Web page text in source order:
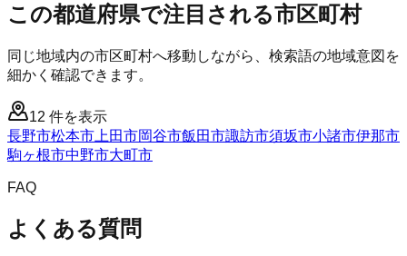
この都道府県で注目される市区町村
同じ地域内の市区町村へ移動しながら、検索語の地域意図を
細かく確認できます。
12 件を表示
長野市松本市 上田市岡谷市飯田市諏訪市須坂市小諸市伊那市
駒ヶ根市中野市大町市
FAQ
よくある質問